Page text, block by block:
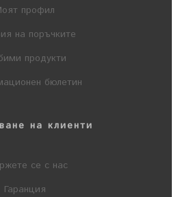
профил
на поръчките
продукти
бюлетин
на клиенти
се с нас
Гаранция